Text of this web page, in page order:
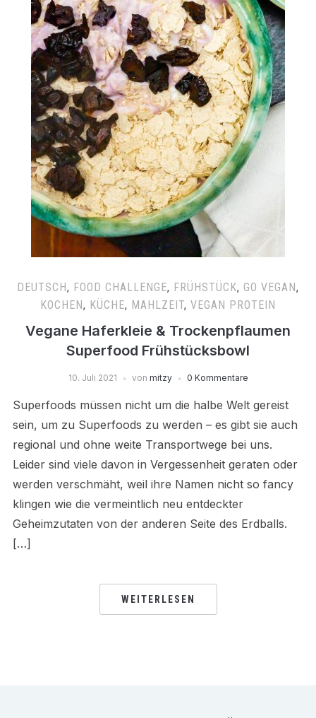
DEUTSCH, FOOD CHALLENGE, FRÜHSTÜCK, GO VEGAN,
KOCHEN, KÜCHE, MAHLZEIT, VEGAN PROTEIN
Vegane Haferkleie & Trockenpflaumen
Superfood Frühstücksbowl
10. Juli 2021 von mitzy 0 Kommentare
Superfoods müssen nicht um die halbe Welt gereist
sein, um zu Superfoods zu werden – es gibt sie auch
regional und ohne weite Transportwege bei uns.
Leider sind viele davon in Vergessenheit geraten oder
werden verschmäht, weil ihre Namen nicht so fancy
klingen wie die vermeintlich neu entdeckter
Geheimzutaten von der anderen Seite des Erdballs.
[…]
WEITERLESEN